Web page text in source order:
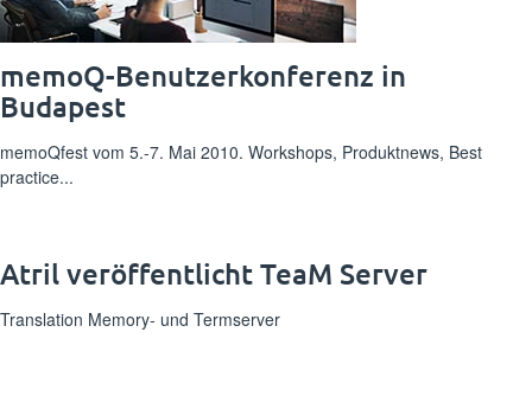
memoQ-Benutzerkonferenz in
Budapest
memoQfest vom 5.-7. Mai 2010. Workshops, Produktnews, Best
practice...
Atril veröffentlicht TeaM Server
Translation Memory- und Termserver